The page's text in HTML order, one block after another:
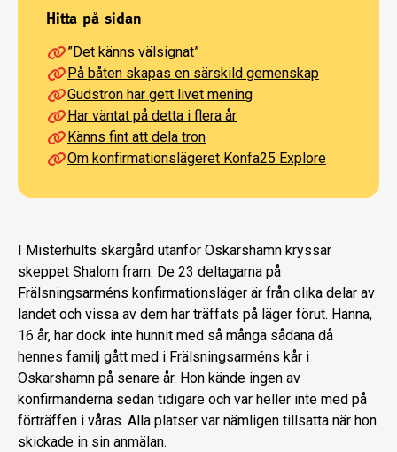
Hitta på sidan
”Det känns välsignat”
På båten skapas en särskild gemenskap
Gudstron har gett livet mening
Har väntat på detta i flera år
Känns fint att dela tron
Om konfirmationslägeret Konfa25 Explore
I Misterhults skärgård utanför Oskarshamn kryssar
skeppet Shalom fram. De 23 deltagarna på
Frälsningsarméns konfirmationsläger är från olika delar av
landet och vissa av dem har träffats på läger förut. Hanna,
16 år, har dock inte hunnit med så många sådana då
hennes familj gått med i Frälsningsarméns kår i
Oskarshamn på senare år. Hon kände ingen av
konfirmanderna sedan tidigare och var heller inte med på
förträffen i våras. Alla platser var nämligen tillsatta när hon
skickade in sin anmälan.